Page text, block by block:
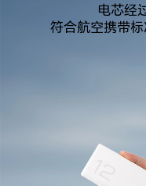
电芯经
符合航空携带标